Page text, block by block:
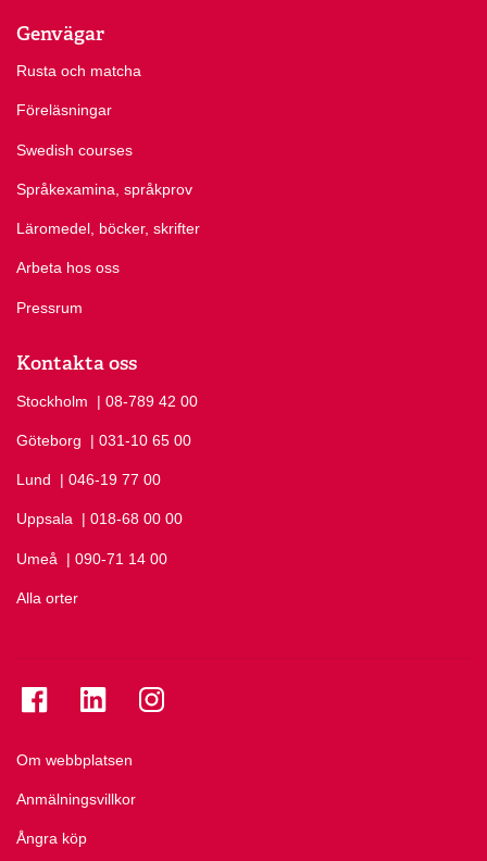
Genvägar
Rusta och matcha
Föreläsningar
Swedish courses
Språkexamina, språkprov
Läromedel, böcker, skrifter
Arbeta hos oss
Pressrum
Kontakta oss
Stockholm Ring Stockholm på
| 08-789 42 00
Göteborg Ring Göteborg på
| 031-10 65 00
Lund Ring Lund på
| 046-19 77 00
Uppsala Ring Uppsala på
| 018-68 00 00
Umeå Ring Umeå på
| 090-71 14 00
Alla orter
Om webbplatsen
Anmälningsvillkor
Ångra köp
Se folkuniversitetet på Facebook
Se folkuniversitetet på LinkedIn